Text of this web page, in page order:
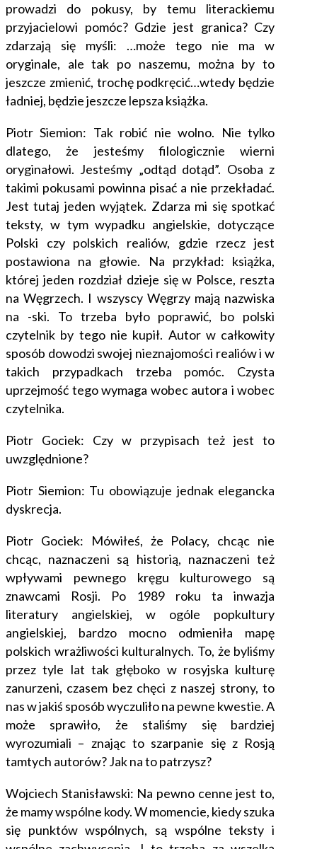
prowadzi do pokusy, by temu literackiemu
przyjacielowi pomóc? Gdzie jest granica? Czy
zdarzają się myśli: …może tego nie ma w
oryginale, ale tak po naszemu, można by to
jeszcze zmienić, trochę podkręcić…wtedy będzie
ładniej, będzie jeszcze lepsza książka.
Piotr Siemion: Tak robić nie wolno. Nie tylko
dlatego, że jesteśmy filologicznie wierni
oryginałowi. Jesteśmy „odtąd dotąd”. Osoba z
takimi pokusami powinna pisać a nie przekładać.
Jest tutaj jeden wyjątek. Zdarza mi się spotkać
teksty, w tym wypadku angielskie, dotyczące
Polski czy polskich realiów, gdzie rzecz jest
postawiona na głowie. Na przykład: książka,
której jeden rozdział dzieje się w Polsce, reszta
na Węgrzech. I wszyscy Węgrzy mają nazwiska
na -ski. To trzeba było poprawić, bo polski
czytelnik by tego nie kupił. Autor w całkowity
sposób dowodzi swojej nieznajomości realiów i w
takich przypadkach trzeba pomóc. Czysta
uprzejmość tego wymaga wobec autora i wobec
czytelnika.
Piotr Gociek: Czy w przypisach też jest to
uwzględnione?
Piotr Siemion: Tu obowiązuje jednak elegancka
dyskrecja.
Piotr Gociek: Mówiłeś, że Polacy, chcąc nie
chcąc, naznaczeni są historią, naznaczeni też
wpływami pewnego kręgu kulturowego są
znawcami Rosji. Po 1989 roku ta inwazja
literatury angielskiej, w ogóle popkultury
angielskiej, bardzo mocno odmieniła mapę
polskich wrażliwości kulturalnych. To, że byliśmy
przez tyle lat tak głęboko w rosyjska kulturę
zanurzeni, czasem bez chęci z naszej strony, to
nas w jakiś sposób wyczuliło na pewne kwestie. A
może sprawiło, że staliśmy się bardziej
wyrozumiali – znając to szarpanie się z Rosją
tamtych autorów? Jak na to patrzysz?
Wojciech Stanisławski: Na pewno cenne jest to,
że mamy wspólne kody. W momencie, kiedy szuka
się punktów wspólnych, są wspólne teksty i